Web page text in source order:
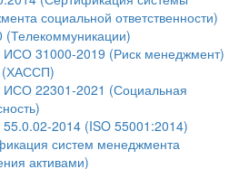
социальной ответственности)
(Телекоммуникации)
31000-2019 (Риск менеджмент)
(ХАССП)
22301-2021 (Социальная
2014 (ISO 55001:2014)
систем менеджмента
активами)